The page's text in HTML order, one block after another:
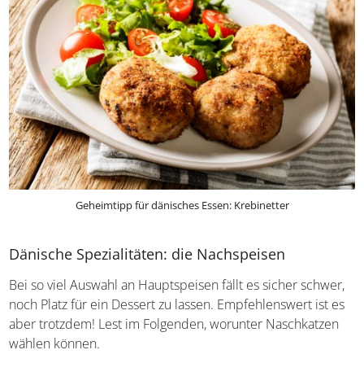
Dänische Spezialitäten: die Nachspeisen
Bei so viel Auswahl an Hauptspeisen fällt es sicher
schwer, noch Platz für ein Dessert zu lassen.